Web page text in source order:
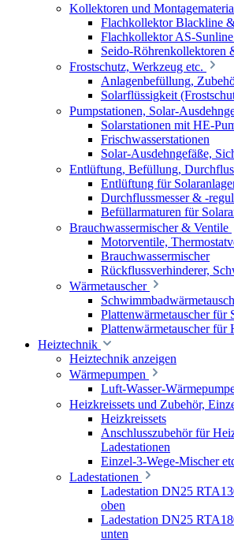
Kollektoren und
Flachkollektor Blackline
Flachkollektor AS-
Seido-Röhrenkollektoren
Frostschutz, Werkzeug etc.
Anlagenbefüllung,
Solarflüssigkeit
Pumpstationen, Solar-
Solarstationen mit HE-
Frischwasserstationen
Solar-Ausdehngefäße,
Entlüftung, Befüllung,
Entlüftung für
Durchflussmesser & -
Befüllarmaturen für
Brauchwassermischer & Ventile
Motorventile,
Brauchwassermischer
Rückflussverhinderer,
Wärmetauscher
Plattenwärmetauscher für
Plattenwärmetauscher für
Heiztechnik
Heiztechnik anzeigen
Wärmepumpen
Luft-Wasser-
Heizkreissets und Zubehör,
Heizkreissets
Anschlusszubehör für
Ladestationen
Einzel-3-Wege-Mischer
Ladestationen
Ladestation DN25
oben
Ladestation DN25
unten